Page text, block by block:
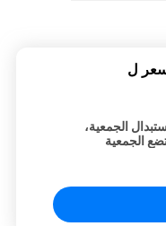
ل
الجمعية،
الجمعية